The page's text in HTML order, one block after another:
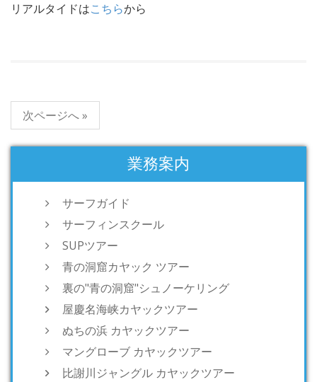
リアルタイドはこちらから
次ページへ »
業務案内
サーフガイド
サーフィンスクール
SUPツアー
青の洞窟カヤック ツアー
裏の"青の洞窟"シュノーケリング
屋慶名海峡カヤックツアー
ぬちの浜 カヤックツアー
マングローブ カヤックツアー
比謝川ジャングル カヤックツアー